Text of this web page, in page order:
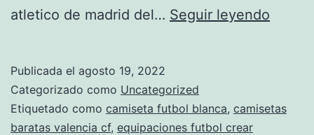
atletico de madrid del… Seguir leyendo
Publicada el agosto 19, 2022
Categorizado como Uncategorized
Etiquetado como camiseta futbol blanca, camisetas
baratas valencia cf, equipaciones futbol crear